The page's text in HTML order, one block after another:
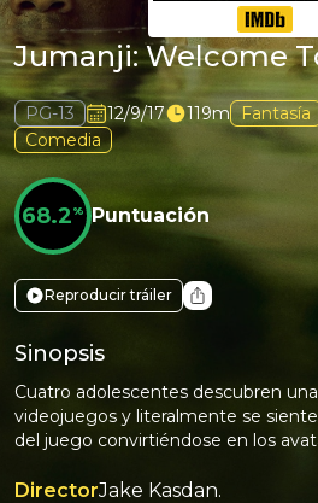
Jumanji: Welcome
PG-13 12/9/17 119m Fantasía
Comedia
68.2% Puntuación
Reproducir tráiler
Sinopsis
Cuatro adolescentes descubren
videojuegos y literalmente se
del juego convirtiéndose en los
DirectorJake Kasdan.